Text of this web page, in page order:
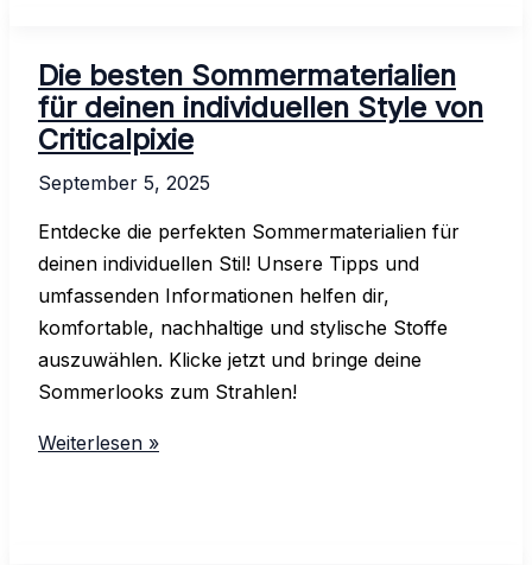
Individualität
bei
Criticalpixie
Die besten Sommermaterialien
für deinen individuellen Style von
Criticalpixie
September 5, 2025
Entdecke die perfekten Sommermaterialien für
deinen individuellen Stil! Unsere Tipps und
umfassenden Informationen helfen dir,
komfortable, nachhaltige und stylische Stoffe
auszuwählen. Klicke jetzt und bringe deine
Sommerlooks zum Strahlen!
Die
Weiterlesen »